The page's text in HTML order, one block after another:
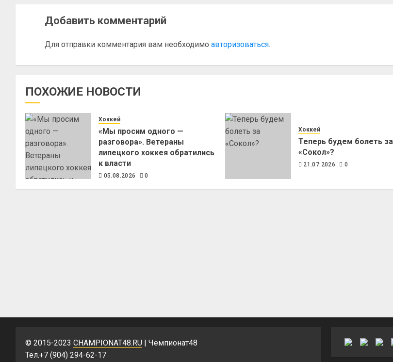
Добавить комментарий
Для отправки комментария вам необходимо авторизоваться.
ПОХОЖИЕ НОВОСТИ
Хоккей
«Мы просим одного —
разговора». Ветераны
липецкого хоккея обратились
к власти
05.08.2026 0
Хоккей
Теперь будем болеть за
«Сокол»?
21.07.2026 0
© 2015-2023 CHAMPIONAT48.RU | Чемпионат48
Тел.+7 (904) 294-62-17